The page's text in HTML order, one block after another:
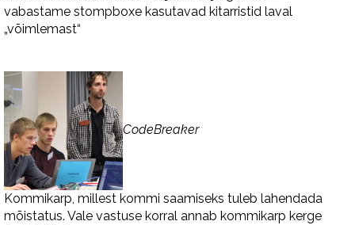
vabastame stompboxe kasutavad kitarristid laval
„võimlemast“
CodeBreaker
Kommikarp, millest kommi saamiseks tuleb lahendada
mõistatus. Vale vastuse korral annab kommikarp kerge